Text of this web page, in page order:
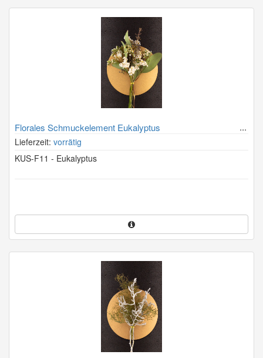
Florales Schmuckelement Eukalyptus
Lieferzeit: vorrätig
KUS-F11 - Eukalyptus